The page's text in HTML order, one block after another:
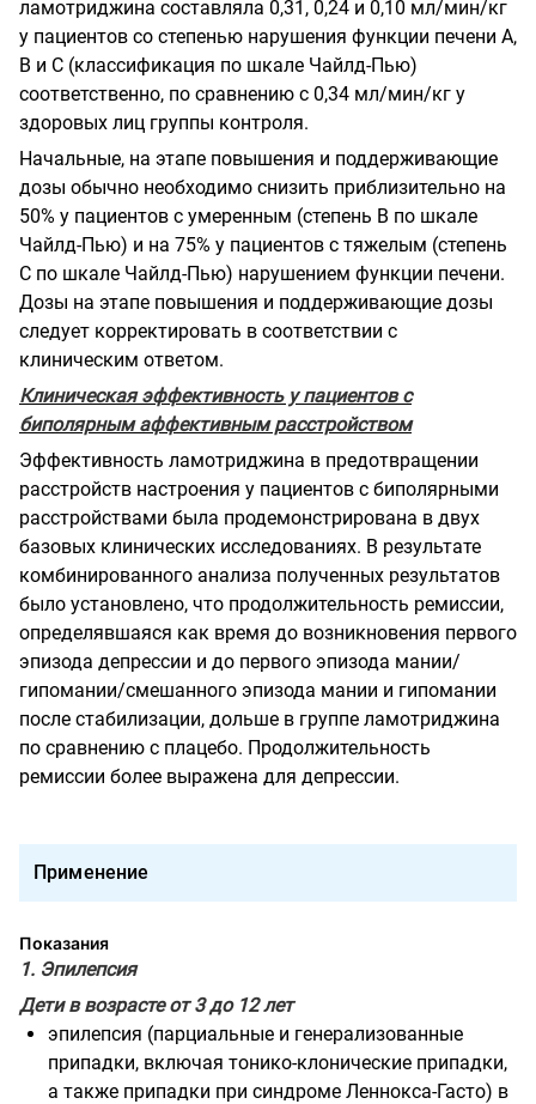
ламотриджина составляла 0,31, 0,24 и 0,10 мл/мин/кг
у пациентов со степенью нарушения функции печени А,
В и С (классификация по шкале Чайлд-Пью)
соответственно, по сравнению с 0,34 мл/мин/кг у
здоровых лиц группы контроля.
Начальные, на этапе повышения и поддерживающие
дозы обычно необходимо снизить приблизительно на
50% у пациентов с умеренным (степень В по шкале
Чайлд-Пью) и на 75% у пациентов с тяжелым (степень
С по шкале Чайлд-Пью) нарушением функции печени.
Дозы на этапе повышения и поддерживающие дозы
следует корректировать в соответствии с
клиническим ответом.
Клиническая эффективность у пациентов с
биполярным аффективным расстройством
Эффективность ламотриджина в предотвращении
расстройств настроения у пациентов с биполярными
расстройствами была продемонстрирована в двух
базовых клинических исследованиях. В результате
комбинированного анализа полученных результатов
было установлено, что продолжительность ремиссии,
определявшаяся как время до возникновения первого
эпизода депрессии и до первого эпизода мании/
гипомании/смешанного эпизода мании и гипомании
после стабилизации, дольше в группе ламотриджина
по сравнению с плацебо. Продолжительность
ремиссии более выражена для депрессии.
Применение
Показания
1. Эпилепсия
Дети в возрасте от 3 до 12 лет
эпилепсия (парциальные и генерализованные
припадки, включая тонико-клонические припадки,
а также припадки при синдроме Леннокса-Гасто) в